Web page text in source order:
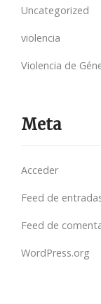
Uncategorized
violencia
Violencia de
Meta
Acceder
Feed de
Feed de
WordPress.org